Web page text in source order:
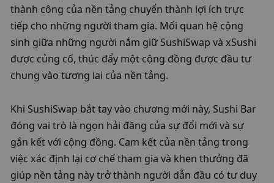
thành công của nền tảng chuyển thành lợi ích trực
tiếp cho những người tham gia. Mối quan hệ cộng
sinh giữa những người nắm giữ SushiSwap và xSushi
được củng cố, thúc đẩy một cộng đồng được đầu tư
chung vào tương lai của nền tảng.
Khi SushiSwap bắt tay vào chương mới này, Sushi Bar
đóng vai trò là ngọn hải đăng của sự đổi mới và sự
gắn kết với cộng đồng. Cam kết của nền tảng trong
việc xác định lại cơ chế tham gia và khen thưởng đã
giúp nền tảng này trở thành người dẫn đầu có tư duy